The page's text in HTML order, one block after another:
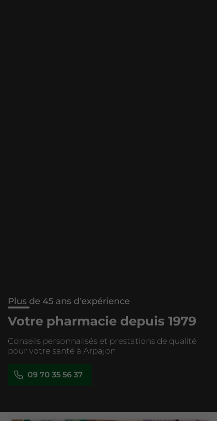
Plus de 45 ans d'expérience
Votre pharmacie depuis 1979
Conseils personnalisés et prestations de qualité
pour votre santé à Arpajon
09 70 35 56 37